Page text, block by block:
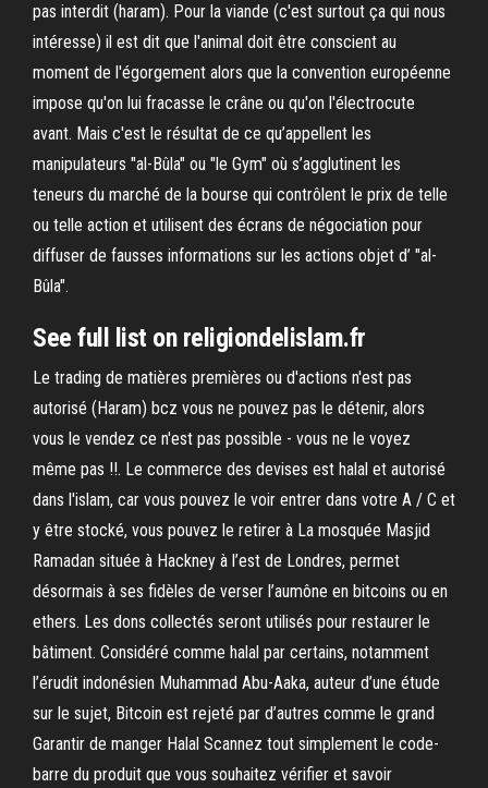
pas interdit (haram). Pour la viande (c'est surtout ça qui nous
intéresse) il est dit que l'animal doit être conscient au
moment de l'égorgement alors que la convention européenne
impose qu'on lui fracasse le crâne ou qu'on l'électrocute
avant. Mais c'est le résultat de ce qu’appellent les
manipulateurs "al-Bûla" ou "le Gym" où s’agglutinent les
teneurs du marché de la bourse qui contrôlent le prix de telle
ou telle action et utilisent des écrans de négociation pour
diffuser de fausses informations sur les actions objet d’ "al-
Bûla".
See full list on religiondelislam.fr
Le trading de matières premières ou d'actions n'est pas
autorisé (Haram) bcz vous ne pouvez pas le détenir, alors
vous le vendez ce n'est pas possible - vous ne le voyez
même pas !!. Le commerce des devises est halal et autorisé
dans l'islam, car vous pouvez le voir entrer dans votre A / C et
y être stocké, vous pouvez le retirer à La mosquée Masjid
Ramadan située à Hackney à l’est de Londres, permet
désormais à ses fidèles de verser l’aumône en bitcoins ou en
ethers. Les dons collectés seront utilisés pour restaurer le
bâtiment. Considéré comme halal par certains, notamment
l’érudit indonésien Muhammad Abu-Aaka, auteur d’une étude
sur le sujet, Bitcoin est rejeté par d’autres comme le grand
Garantir de manger Halal Scannez tout simplement le code-
barre du produit que vous souhaitez vérifier et savoir